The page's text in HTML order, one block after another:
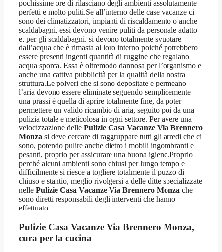
pochissime ore di rilasciano degli ambienti assolutamente
perfetti e molto puliti.Se all’interno delle case vacanze ci
sono dei climatizzatori, impianti di riscaldamento o anche
scaldabagni, essi devono venire puliti da personale adatto
e, per gli scaldabagni, si devono totalmente svuotare
dall’acqua che è rimasta al loro interno poiché potrebbero
essere presenti ingenti quantità di ruggine che regalano
acqua sporca. Essa è oltremodo dannosa per l’organismo e
anche una cattiva pubblicità per la qualità della nostra
struttura.Le polveri che si sono depositate e permeano
l’aria devono essere eliminate seguendo semplicemente
una prassi è quella di aprire totalmente fine, da poter
permettere un valido ricambio di aria, seguito poi da una
pulizia totale e meticolosa in ogni settore. Per avere una
velocizzazione delle Pulizie Casa Vacanze Via Brennero
Monza si deve cercare di raggruppare tutti gli arredi che ci
sono, potendo pulire anche dietro i mobili ingombranti e
pesanti, proprio per assicurare una buona igiene.Proprio
perché alcuni ambienti sono chiusi per lungo tempo e
difficilmente si riesce a togliere totalmente il puzzo di
chiuso e stantio, meglio rivolgersi a delle ditte specializzate
nelle Pulizie Casa Vacanze Via Brennero Monza che
sono diretti responsabili degli interventi che hanno
effettuato.
Pulizie Casa Vacanze Via Brennero Monza,
cura per la cucina